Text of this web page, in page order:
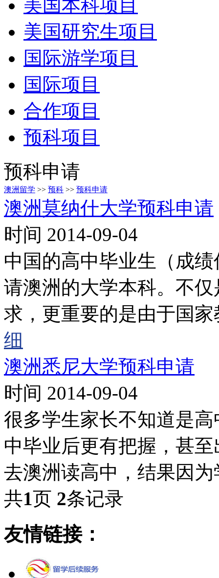
美国本科项目
美国研究生项目
国际游学项目
国际项目
合作项目
预科项目
预科申请
澳洲留学 >> 预科 >> 预科申请
澳洲莫纳什大学预科申请
时间 2014-09-04
中国的高中毕业生（成
请澳洲的大学本科。不
求，更重要的是由于国
细
澳洲悉尼大学预科申请
时间 2014-09-04
很多学生家长不知道是
中毕业后更有把握，甚
去澳洲读高中，结果因
共1页 2条记录
友情链接：